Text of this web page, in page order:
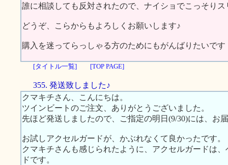
誰に相談しても反対されたので、ナイショでこっそり
どうぞ、こらからもよろしくお願いします♪
購入を迷ってらっしゃる方のためにもがんばりたいです
[タイトル一覧] [TOP PAGE]
355. 発送致しました♪
クマキチさん、こんにちは。
ツインビートのご注文、ありがとうございました。
先ほど発送しましたので、ご指定の明日(9/30)には、お
お試しアクセルガードが、かぶれなくて良かったです。
クマキチさんも感じられたように、アクセルガードは
ドです。